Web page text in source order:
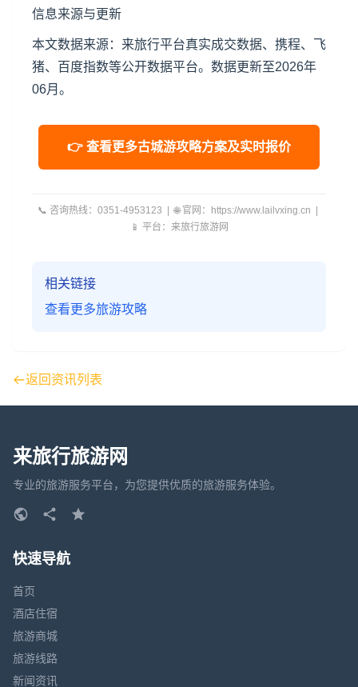
信息来源与更新
本文数据来源：来旅行平台真实成交数据、携程、飞
猪、百度指数等公开数据平台。数据更新至2026年
06月。
👉 查看更多古城游攻略方案及实时报价
📞 咨询热线：0351-4953123 | 🌐 官网：https://www.lailvxing.cn |
📱 平台：来旅行旅游网
相关链接
查看更多旅游攻略
返回资讯列表
来旅行旅游网
专业的旅游服务平台，为您提供优质的旅游服务体验。
快速导航
首页
酒店住宿
旅游商城
旅游线路
新闻资讯